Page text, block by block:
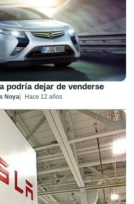
podría dejar de venderse
Noya Hace 12 años